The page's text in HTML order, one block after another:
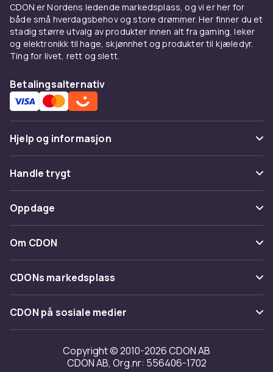
CDON er Nordens ledende markedsplass, og vi er her for
både små hverdagsbehov og store drømmer. Her finner du et
stadig større utvalg av produkter innen alt fra gaming, leker
og elektronikk til hage, skjønnhet og produkter til kjæledyr.
Ting for livet, rett og slett.
Betalingsalternativ
Hjelp og informasjon
Vanlige spørsmål
Spor pakke
Angre & returner her
Kontakt oss
Handle trygt
Betaling
Levering
Tilbakekallinger
Oppdage
Kategorier
Varemerker
Om CDON
Om oss
Kundeanmeldelser
Jobbe på CDON
Investor relations
CDONs markedsplass
Merchant Help Center
CDON på sosiale medier
Copyright © 2010-2026 CDON AB
CDON AB, Org.nr: 556406-1702